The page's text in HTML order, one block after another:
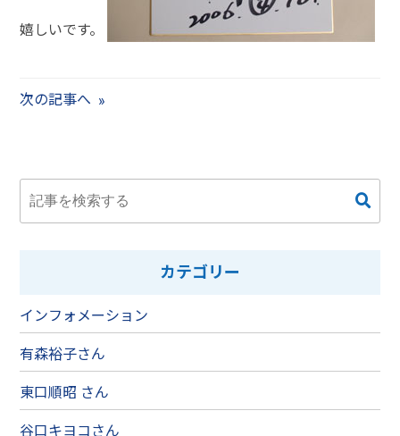
嬉しいです。
次の記事へ
カテゴリー
インフォメーション
有森裕子さん
東口順昭 さん
谷口キヨコさん